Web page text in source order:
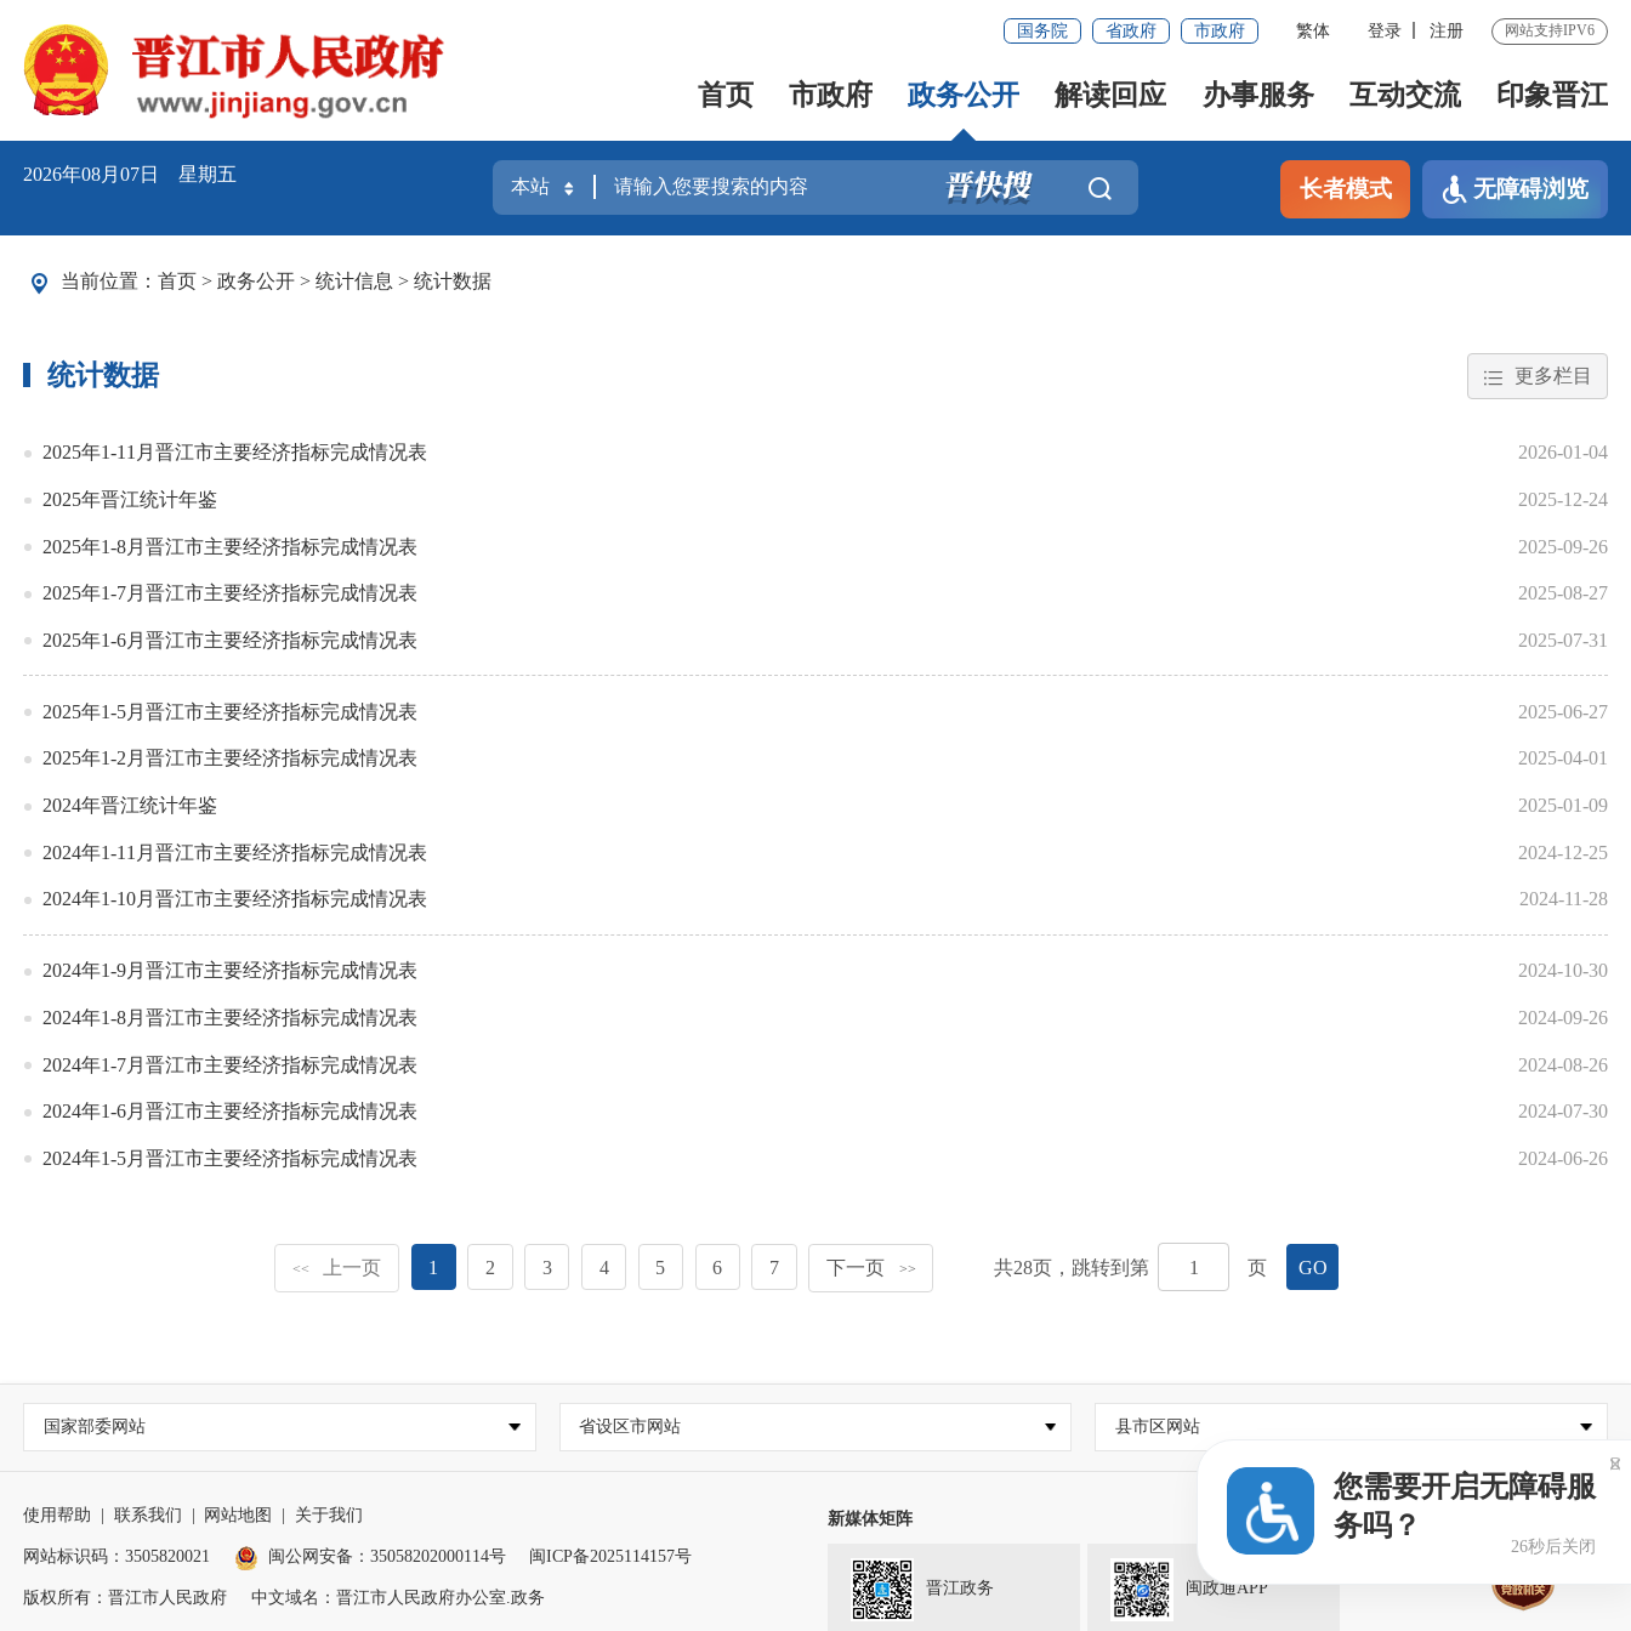
国务院 省政府 市政府 繁体 登录 注册 网站支持IPV6
首页 市政府 政务公开 解读回应 办事服务 互动交流 印象晋江
2026年08月07日 星期五
长者模式 无障碍浏览
当前位置： 首页 > 政务公开 > 统计信息 > 统计数据
统计数据 更多栏目
2025年1-11月晋江市主要经济指标完成情况表 2026-01-04
2025年晋江统计年鉴 2025-12-24
2025年1-8月晋江市主要经济指标完成情况表 2025-09-26
2025年1-7月晋江市主要经济指标完成情况表 2025-08-27
2025年1-6月晋江市主要经济指标完成情况表 2025-07-31
2025年1-5月晋江市主要经济指标完成情况表 2025-06-27
2025年1-2月晋江市主要经济指标完成情况表 2025-04-01
2024年晋江统计年鉴 2025-01-09
2024年1-11月晋江市主要经济指标完成情况表 2024-12-25
2024年1-10月晋江市主要经济指标完成情况表 2024-11-28
2024年1-9月晋江市主要经济指标完成情况表 2024-10-30
2024年1-8月晋江市主要经济指标完成情况表 2024-09-26
2024年1-7月晋江市主要经济指标完成情况表 2024-08-26
2024年1-6月晋江市主要经济指标完成情况表 2024-07-30
2024年1-5月晋江市主要经济指标完成情况表 2024-06-26
<< 上一页 1 2 3 4 5 6 7 下一页 >> 共28页，跳转到第 页 GO
国家部委网站 省设区市网站 县市区网站
使用帮助 联系我们 网站地图 关于我们
网站标识码：3505820021 闽公网安备：35058202000114号 闽ICP备2025114157号
版权所有：晋江市人民政府 中文域名：晋江市人民政府办公室.政务
新媒体矩阵
晋江政务 闽政通APP
您需要开启无障碍服
务吗？
26秒后关闭
